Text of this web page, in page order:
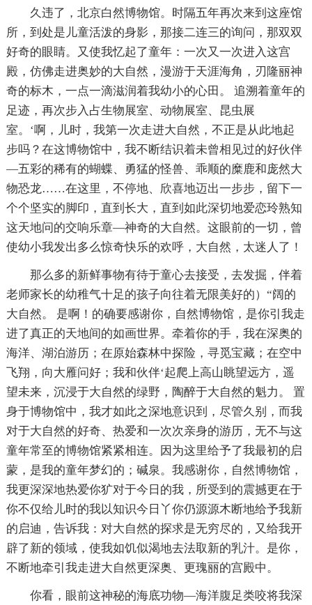
久违了，北京白然博物馆。时隔五年再次来到这座馆
所，到处是儿童活泼的身影，那接二连三的询问，那双双
好奇的眼睛。又使我忆起了童年：一次又一次进入这宫
殿，仿佛走进奥妙的大自然，漫游于天涯海角，刃隆丽神
奇的标木，一点一滴滋润着我幼小的心田。 追溯着童年的
足迹，再次步入占生物展室、动物展室、昆虫展
室。‘啊，儿时，我第一次走进大自然，不正是从此地起
步吗？在这博物馆中，我不断结识着未曾相见过的好伙伴
—五彩的稀有的蝴蝶、勇猛的怪兽、乖顺的糜鹿和庞然大
物恐龙……在这里，不停地、欣喜地迈出一步步，留下一
个个坚实的脚印，直到长大，直到如此深切地爱恋玲熟知
这天地问的交响乐章—神奇的大自然。这眼前的一切，曾
使幼小我发出多么惊奇快乐的欢呼，大自然，太迷人了！
那么多的新鲜事物有待于童心去接受，去发掘，伴着
老师家长的幼稚气十足的孩子向往着无限美好的）“阔的
大自然。 是啊！的确要感谢你，自然博物馆，是你引我走
进了真正的天地间的如画世界。牵着你的手，我在深奥的
海洋、湖泊游历；在原始森林中探险，寻觅宝藏；在空中
飞翔，向大雁问好；我和伙伴‘起爬上高山眺望远方，遥
望未来，沉浸于大自然的绿野，陶醉于大自然的魁力。 置
身于博物馆中，我才如此之深地意识到，尽管久别，而我
对于大自然的好奇、热爱和一次次亲身的游历，无不与这
童年常至的博物馆紧紧相连。因为这里给予了我最初的启
蒙，是我的童年梦幻的；碱泉。我感谢你，自然博物馆，
我更深深地热爱你犷对于今日的我，所受到的震撼更在于
你不仅给儿时的我以知识今日丫你仍源源木断地给予我新
的启迪，告诉我：对大自然的探求是无穷尽的，又给我开
辟了新的领域，使我如饥似渴地去法取新的乳汁。是你，
不断地牵引我走进大自然更深奥、更瑰丽的宫殿中。
你看，眼前这神秘的海底功物—海洋腹足类咬将我深